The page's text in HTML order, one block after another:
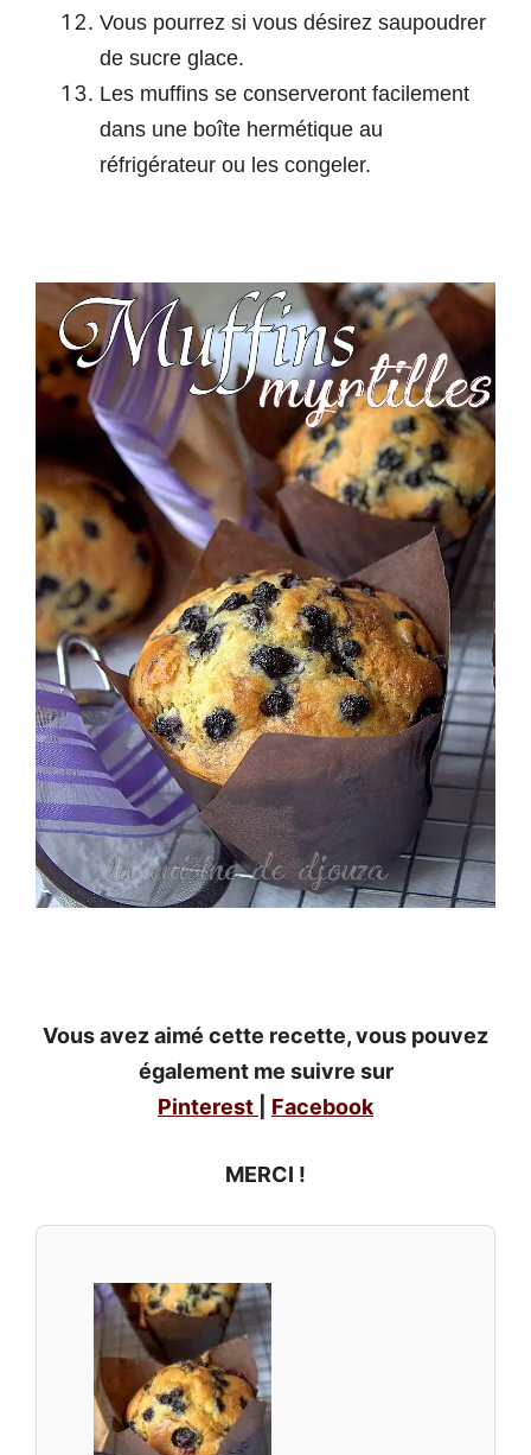
Vous pourrez si vous désirez saupoudrer
de sucre glace.
Les muffins se conserveront facilement
dans une boîte hermétique au
réfrigérateur ou les congeler.
Vous avez aimé cette recette, vous pouvez
également me suivre sur
Pinterest
Facebook
MERCI !